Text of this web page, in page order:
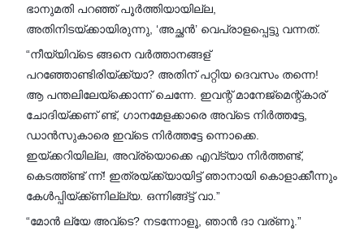
ഭാനുമതി പറഞ്ഞ് പൂർത്തിയായില്ല,
അതിനിടയ്ക്കായിരുന്നു, ‘അച്ഛൻ’ വെപ്രാളപ്പെട്ടു വന്നത്.
“നീയ്യിവ്ടെ ങ്ങനെ വർത്താനങ്ങള്
പറഞ്ഞോണ്ടിരിയ്ക്ക്യാ? അതിന് പറ്റിയ ദെവസം തന്നെ!
ആ പന്തലിലേയ്ക്കൊന്ന് ചെന്നേ. ഇവന്റ് മാനേജ്മെന്റ്കാര്
ചോദിയ്ക്കണ് ണ്ട്, ഗാനമേളക്കാരെ അവ്ടെ നിർത്തട്ടേ,
ഡാൻസുകാരെ ഇവ്ടെ നിർത്തട്ടേ ന്നൊക്കെ.
ഇയ്ക്കറിയില്ല, അവ്‌ര്യൊക്കെ എവ്ട്യാ നിർത്തണ്ട്,
കെടത്ത്ണ്ട് ന്ന്! ഇത്രയ്ക്ക്യായിട്ട് ഞാനായി കൊളാക്കീന്നും
കേൾപ്പിയ്ക്ക്ണില്ല്യ. ഒന്നിങ്ങ്ട്ട് വാ.”
“മോൻ ല്യേ അവ്ടെ? നടന്നോളൂ, ഞാൻ ദാ വര്ണൂ.”